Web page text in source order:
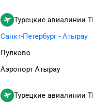
Турецкие авиалинии
Санкт-Петербург - Атырау
Пулково
Аэропорт Атырау
Турецкие авиалинии